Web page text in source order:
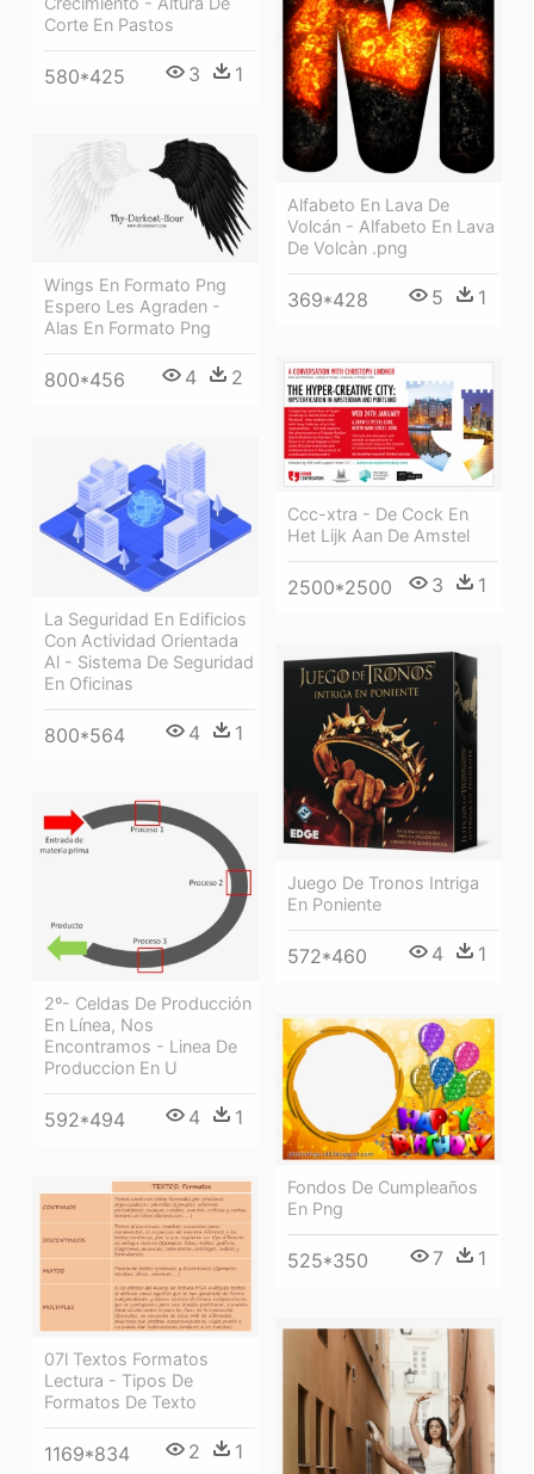
Corte En Pastos
580*425 3 1
Alfabeto En Lava De
Volcán - Alfabeto En Lava
De Volcàn .png
369*428 5 1
Wings En Formato Png
Espero Les Agraden -
Alas En Formato Png
800*456 4 2
Ccc-xtra - De Cock En
Het Lijk Aan De Amstel
2500*2500 3 1
La Seguridad En Edificios
Con Actividad Orientada
Al - Sistema De Seguridad
En Oficinas
800*564 4 1
Juego De Tronos Intriga
En Poniente
572*460 4 1
2º- Celdas De Producción
En Línea, Nos
Encontramos - Linea De
Produccion En U
592*494 4 1
Fondos De Cumpleaños
En Png
525*350 7 1
07l Textos Formatos
Lectura - Tipos De
Formatos De Texto
1169*834 2 1